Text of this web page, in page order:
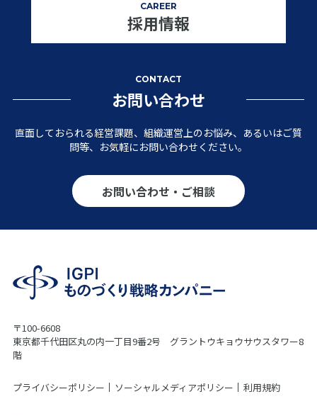
CAREER
採用情報
CONTACT
お問い合わせ
直面しておられる経営課題、組織運営上のお悩み、あるいはご質
問等、お気軽にお問い合わせください。
お問い合わせ・ご相談
〒100-6608
東京都千代田区丸の内一丁目9番2号 グラントウキョウサウスタワー8
階
プライバシーポリシー ソーシャルメディアポリシー 利用規約